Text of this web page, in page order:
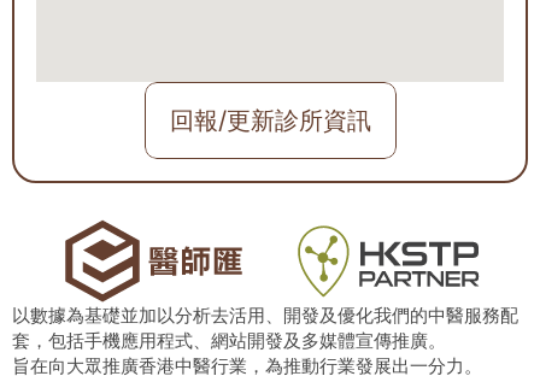
回報/更新診所資訊
以數據為基礎並加以分析去活用、開發及優化我們的中醫服務配
套，包括手機應用程式、網站開發及多媒體宣傳推廣。
旨在向大眾推廣香港中醫行業，為推動行業發展出一分力。